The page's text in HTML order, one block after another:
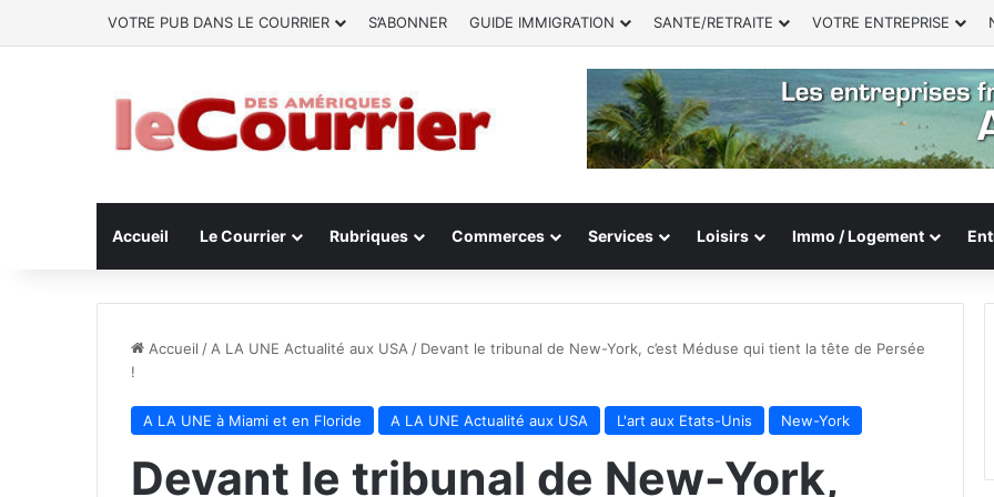
VOTRE PUB DANS LE COURRIER S’ABONNER GUIDE IMMIGRATION SANTE/RETRAITE VOTRE ENTREPRISE
Accueil Le Courrier Rubriques Commerces Services Loisirs Immo / Logement
Accueil / A LA UNE Actualité aux USA / Devant le tribunal de New-York, c’est Méduse qui tient la tête de Persée
!
A LA UNE à Miami et en Floride A LA UNE Actualité aux USA L'art aux Etats-Unis New-York
Devant le tribunal de New-York,